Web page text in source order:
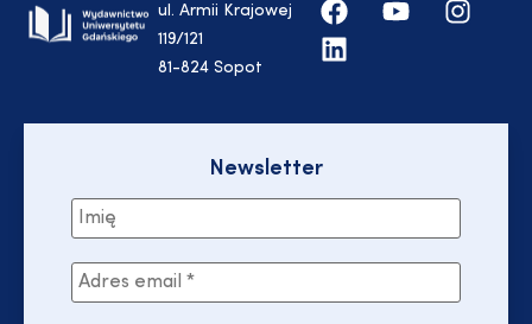
ul. Armii Krajowej
119/121
81-824 Sopot
Newsletter